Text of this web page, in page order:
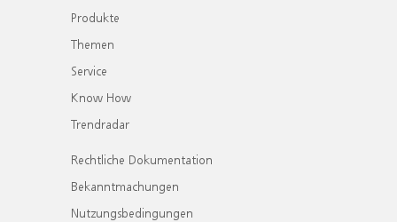
Produkte
Themen
Service
Know How
Trendradar
Rechtliche Dokumentation
Bekanntmachungen
Nutzungsbedingungen